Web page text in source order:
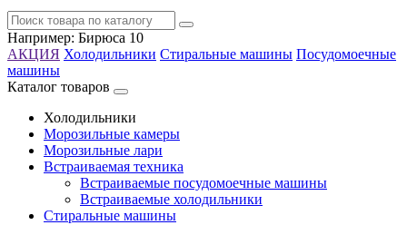
Например: Бирюса 10
АКЦИЯ Холодильники Стиральные машины Посудомоечные
машины
Каталог товаров
Холодильники
Морозильные камеры
Морозильные лари
Встраиваемая техника
Встраиваемые посудомоечные машины
Встраиваемые холодильники
Стиральные машины